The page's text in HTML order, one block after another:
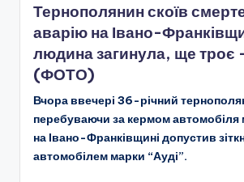
Тернополянин скоїв
аварію на Івано-
людина загинула, ще троє –
(ФОТО)
Вчора ввечері 36-річний
перебуваючи за кермом
на Івано-Франківщині допустив
автомобілем марки “Ауді”.